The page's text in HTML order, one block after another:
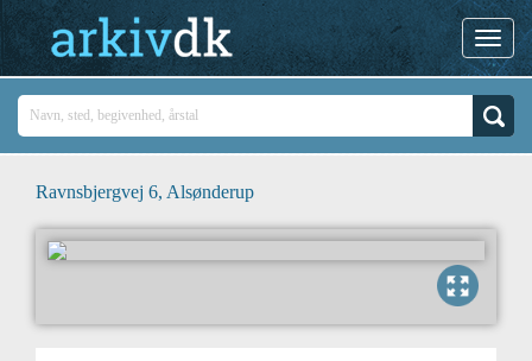
Ravnsbjergvej 6, Alsønderup